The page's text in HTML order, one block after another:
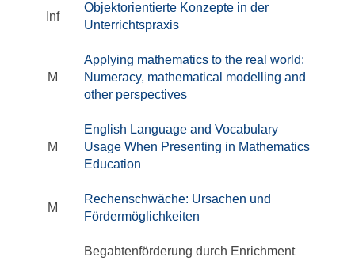
Inf
Objektorientierte Konzepte in der
Unterrichtspraxis
M
Applying mathematics to the real world:
Numeracy, mathematical modelling and
other perspectives
M
English Language and Vocabulary
Usage When Presenting in Mathematics
Education
M
Rechenschwäche: Ursachen und
Fördermöglichkeiten
Begabtenförderung durch Enrichment